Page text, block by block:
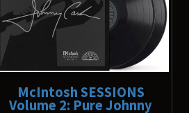
McIntosh SESSIONS
Volume 2: Pure Johnny